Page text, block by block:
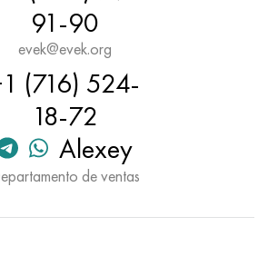
91-90
evek@evek.org
(716) 524-
18-72
Alexey
de ventas
corrosión
1.0765
40NiCrMo7
36hnm